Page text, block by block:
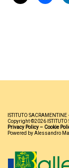
ISTITUTO
Copyright ©2026
Privacy Policy– Cookie
Powered by Alessandro